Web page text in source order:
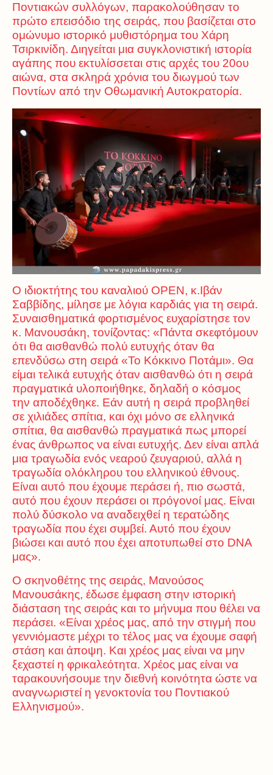
Ποντιακών συλλόγων, παρακολούθησαν το
πρώτο επεισόδιο της σειράς, που βασίζεται στο
ομώνυμο ιστορικό μυθιστόρημα του Χάρη
Τσιρκινίδη. Διηγείται μια συγκλονιστική ιστορία
αγάπης που εκτυλίσσεται στις αρχές του 20ου
αιώνα, στα σκληρά χρόνια του διωγμού των
Ποντίων από την Οθωμανική Αυτοκρατορία.
Ο ιδιοκτήτης του καναλιού OPEN, κ.Ιβάν
Σαββίδης, μίλησε με λόγια καρδιάς για τη σειρά.
Συναισθηματικά φορτισμένος ευχαρίστησε τον
κ. Μανουσάκη, τονίζοντας: «Πάντα σκεφτόμουν
ότι θα αισθανθώ πολύ ευτυχής όταν θα
επενδύσω στη σειρά «Το Κόκκινο Ποτάμι». Θα
είμαι τελικά ευτυχής όταν αισθανθώ ότι η σειρά
πραγματικά υλοποιήθηκε, δηλαδή ο κόσμος
την αποδέχθηκε. Εάν αυτή η σειρά προβληθεί
σε χιλιάδες σπίτια, και όχι μόνο σε ελληνικά
σπίτια, θα αισθανθώ πραγματικά πως μπορεί
ένας άνθρωπος να είναι ευτυχής. Δεν είναι απλά
μια τραγωδία ενός νεαρού ζευγαριού, αλλά η
τραγωδία ολόκληρου του ελληνικού έθνους.
Είναι αυτό που έχουμε περάσει ή, πιο σωστά,
αυτό που έχουν περάσει οι πρόγονοί μας. Είναι
πολύ δύσκολο να αναδειχθεί η τερατώδης
τραγωδία που έχει συμβεί. Αυτό που έχουν
βιώσει και αυτό που έχει αποτυπωθεί στο DNA
μας».
Ο σκηνοθέτης της σειράς, Μανούσος
Μανουσάκης, έδωσε έμφαση στην ιστορική
διάσταση της σειράς και το μήνυμα που θέλει να
περάσει. «Είναι χρέος μας, από την στιγμή που
γεννιόμαστε μέχρι το τέλος μας να έχουμε σαφή
στάση και άποψη. Και χρέος μας είναι να μην
ξεχαστεί η φρικαλεότητα. Χρέος μας είναι να
ταρακουνήσουμε την διεθνή κοινότητα ώστε να
αναγνωριστεί η γενοκτονία του Ποντιακού
Ελληνισμού».